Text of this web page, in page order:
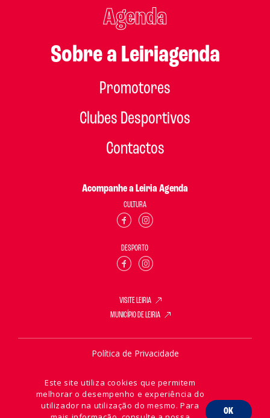
Agenda
Sobre a Leiriagenda
Promotores
Clubes Desportivos
Contactos
Acompanhe a Leiria Agenda
CULTURA
DESPORTO
VISITE LEIRIA
MUNICÍPIO DE LEIRIA
Política de Privacidade
Este site utiliza cookies que permitem
melhorar o desempenho e experiência do
utilizador na utilização do mesmo. Para
OK